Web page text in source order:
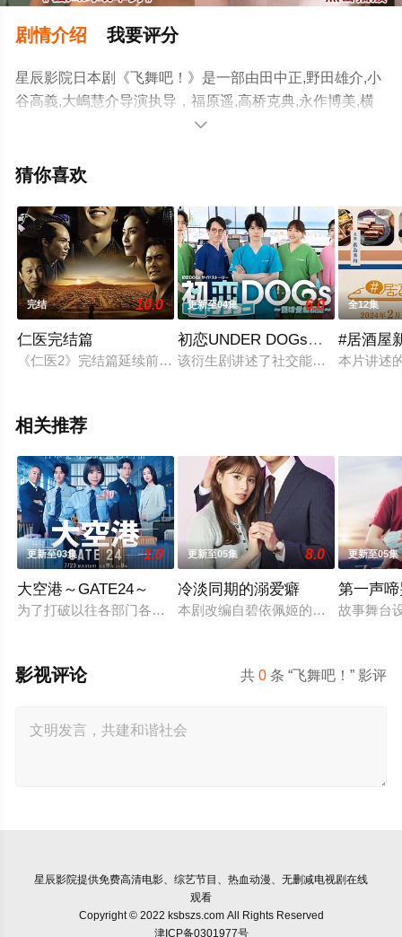
剧情介绍 我要评分
星辰影院日本剧《飞舞吧！》是一部由田中正,野田雄介,小
谷高義,大嶋慧介导演执导，福原遥,高桥克典,永作博美,横
山裕,高畑淳子,目黑莲,山崎纮菜,滨正悟,醍醐虎汰朗,佐野弘
（1-126全集），手机免费观看高清未删减完整版电视剧全
电视猫或剧情网等平台了解。

猜你喜欢
完结 10.0
仁医完结篇
《仁医2》完结篇延续前篇剧情，历史依旧向着既定方向有条
更新至04集 6.0
初恋UNDER DOGs～败犬与初
该衍生剧讲述了社交能力强、恋爱经
全12集
#居酒屋
本片讲述
相关推荐
更新至03集 1.0
大空港～GATE24～
为了打破以往各部门各自为政的死板规矩，内阁官房直属成立
更新至05集 8.0
冷淡同期的溺爱癖
本剧改编自碧依佩姬的同名漫画，是
更新至05集
第一声
故事舞台
共0 条 “飞舞吧！” 影评
影视评论
星辰影院提供免费高清电影、综艺节目、热血动漫、无删减电视剧在线
观看
Copyright © 2022 ksbszs.com All Rights Reserved
津ICP备0301977号